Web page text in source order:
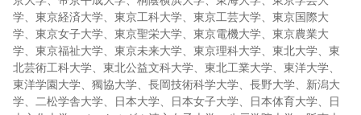
学、東京経済大学、東京工科大学、東京工芸大学、東京国際大
学、東京女子大学、東京聖栄大学、東京電機大学、東京農業大
学、東京福祉大学、東京未来大学、東京理科大学、東北大学、東
北芸術工科大学、東北公益文科大学、東北工業大学、東洋大学、
東洋学園大学、獨協大学、長岡技術科学大学、長野大学、新潟大
学、二松学舎大学、日本大学、日本女子大学、日本体育大学、日